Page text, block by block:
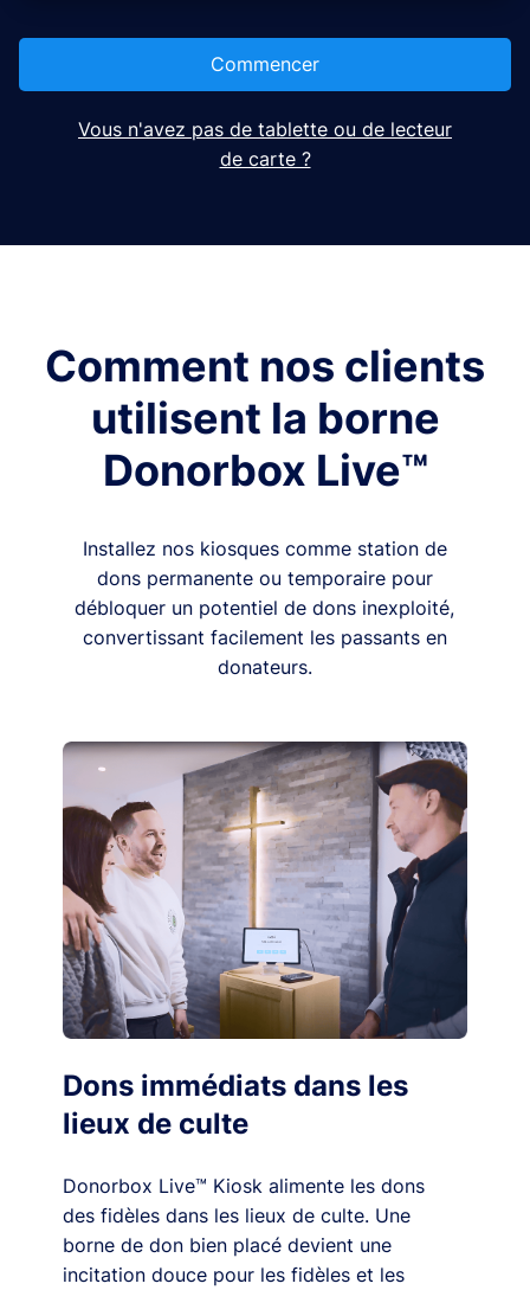
Commencer
Vous n'avez pas de tablette ou de lecteur
de carte ?
Comment nos clients
utilisent la borne
Donorbox Live™
Installez nos kiosques comme station de
dons permanente ou temporaire pour
débloquer un potentiel de dons inexploité,
convertissant facilement les passants en
donateurs.
Dons immédiats dans les
lieux de culte
Donorbox Live™ Kiosk alimente les dons
des fidèles dans les lieux de culte. Une
borne de don bien placé devient une
incitation douce pour les fidèles et les